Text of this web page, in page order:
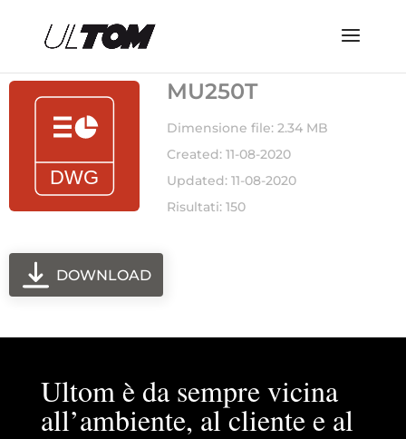
MU250T
Dimensione file: 2.34 MB
Created: 11-08-2020
Updated: 11-08-2020
Risultati: 150
DOWNLOAD
Ultom è da sempre vicina
all’ambiente, al cliente e al